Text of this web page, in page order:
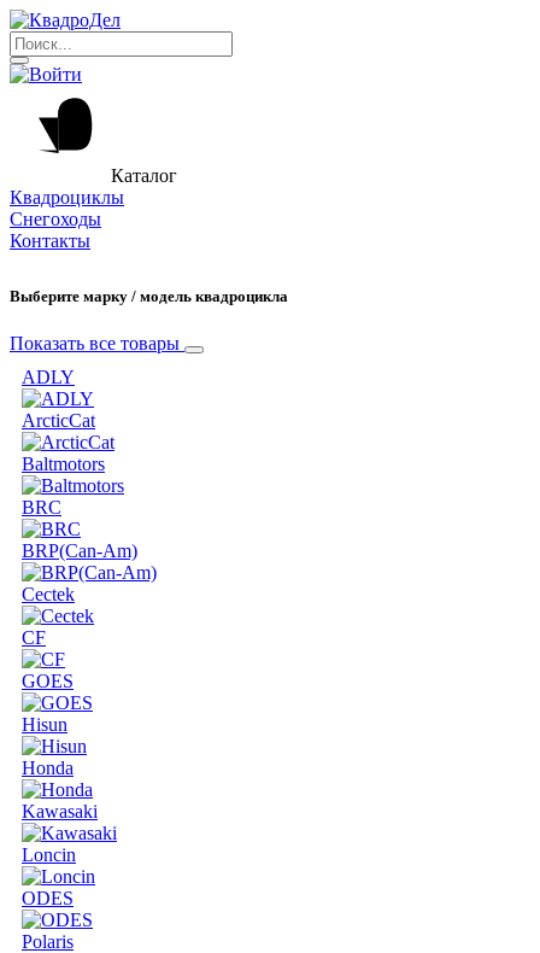
Каталог
Квадроциклы
Снегоходы
Контакты
Выберите марку / модель квадроцикла
Показать все товары
ADLY
ArcticCat
Baltmotors
BRC
BRP(Can-Am)
Cectek
CF
GOES
Hisun
Honda
Kawasaki
Loncin
ODES
Polaris